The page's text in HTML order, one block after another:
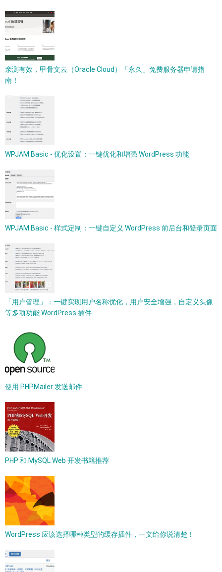
亲测有效，甲骨文云（Oracle Cloud）「永久」免费服务器申请指
南！
WPJAM Basic - 优化设置：一键优化和增强 WordPress 功能
WPJAM Basic - 样式定制：一键自定义 WordPress 前后台和登录页面
「用户管理」：一键实现用户名称优化，用户安全增强，自定义头像
等多项功能 WordPress 插件
使用 PHPMailer 发送邮件
PHP 和 MySQL Web 开发书籍推荐
WordPress 应该选择哪种类型的缓存插件，一文给你说清楚！